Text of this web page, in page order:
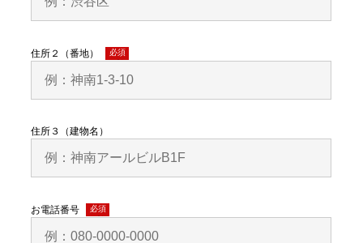
住所２（番地）
(必
須)
住所３（建物名）
お電話番号
(必
須)